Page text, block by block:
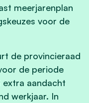
meerjarenplan
voor de
de provincieraad
de periode
aandacht
werkjaar. In